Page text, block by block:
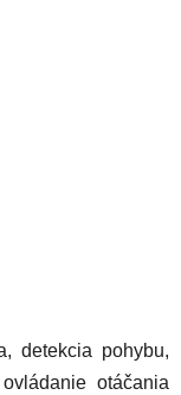
detekcia pohybu,
ovládanie otáčania